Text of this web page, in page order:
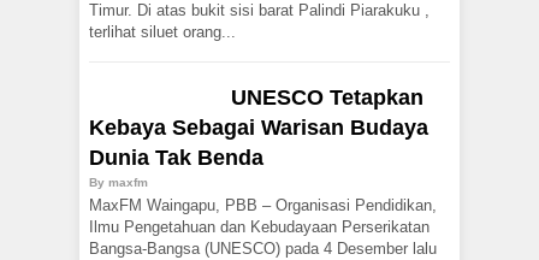
Timur. Di atas bukit sisi barat Palindi Piarakuku ,
terlihat siluet orang...
UNESCO Tetapkan
Kebaya Sebagai Warisan Budaya
Dunia Tak Benda
By maxfm
MaxFM Waingapu, PBB – Organisasi Pendidikan,
Ilmu Pengetahuan dan Kebudayaan Perserikatan
Bangsa-Bangsa (UNESCO) pada 4 Desember lalu